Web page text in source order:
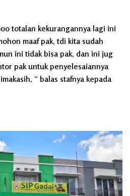
totalan kekurangannya lagi ini
maaf pak, tdi kita sudah
ini tidak bisa pak, dan ini jug
pak untuk penyelesaiannya
” balas stafnya kepada